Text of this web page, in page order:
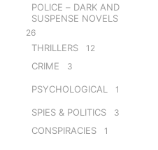
POLICE – DARK AND
SUSPENSE NOVELS
26
THRILLERS 12
CRIME 3
PSYCHOLOGICAL 1
SPIES & POLITICS 3
CONSPIRACIES 1